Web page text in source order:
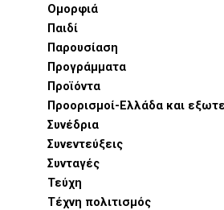
Ομορφιά
Παιδί
Παρουσίαση
Προγράμματα
Προϊόντα
Προορισμοί-Ελλάδα και
Συνέδρια
Συνεντεύξεις
Συνταγές
Τεύχη
Τέχνη πολιτισμός